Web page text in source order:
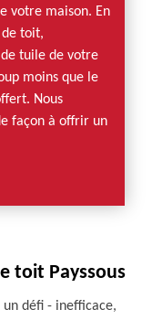
votre maison. En
toit,
tuile de votre
moins que le
Nous
façon à offrir un
toit Payssous
défi - inefficace,